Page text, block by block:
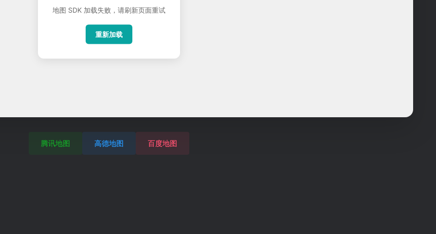
地图 SDK 加载失败，请刷新页面重试
重新加载
腾讯地图 高德地图 百度地图